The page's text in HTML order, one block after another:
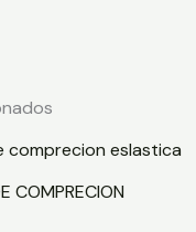
COMPRECION